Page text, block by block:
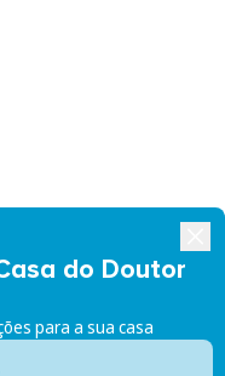
do Doutor
para a sua casa